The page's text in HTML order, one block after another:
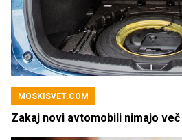
MOSKISVET.COM
Zakaj novi avtomobili nimajo